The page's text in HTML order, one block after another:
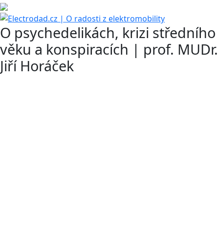
O psychedelikách, krizi středního
věku a konspiracích | prof. MUDr.
Jiří Horáček